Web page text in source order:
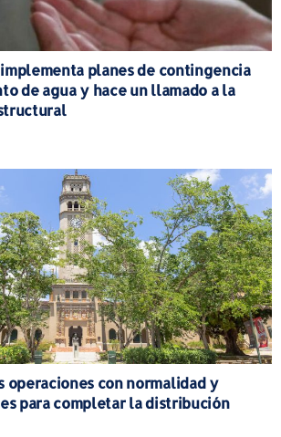
planes de contingencia
de agua y hace un llamado a la
operaciones con normalidad y
para completar la distribución